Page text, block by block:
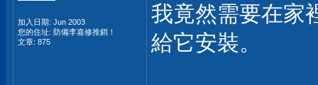
加入日期: Jun 2003
您的住址: 防備李嘉修推銷！
文章: 875
我竟然需要在家
給它安裝。